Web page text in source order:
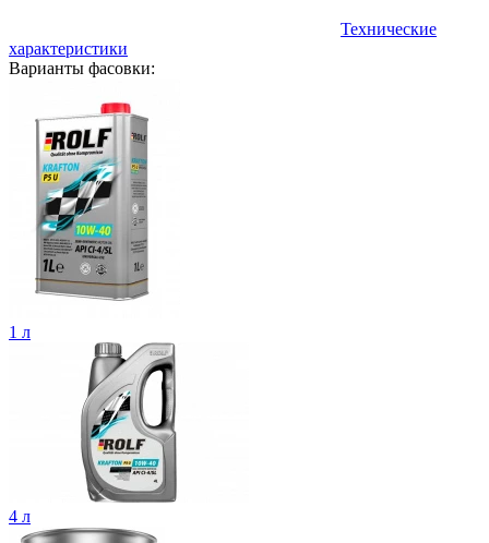
Технические
характеристики
Варианты фасовки:
1 л
4 л